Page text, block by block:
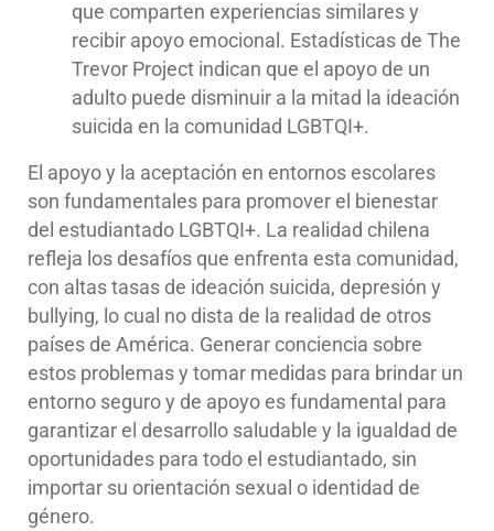
que comparten experiencias similares y
recibir apoyo emocional. Estadísticas de The
Trevor Project indican que el apoyo de un
adulto puede disminuir a la mitad la ideación
suicida en la comunidad LGBTQI+.
El apoyo y la aceptación en entornos escolares
son fundamentales para promover el bienestar
del estudiantado LGBTQI+. La realidad chilena
refleja los desafíos que enfrenta esta comunidad,
con altas tasas de ideación suicida, depresión y
bullying, lo cual no dista de la realidad de otros
países de América. Generar conciencia sobre
estos problemas y tomar medidas para brindar un
entorno seguro y de apoyo es fundamental para
garantizar el desarrollo saludable y la igualdad de
oportunidades para todo el estudiantado, sin
importar su orientación sexual o identidad de
género.